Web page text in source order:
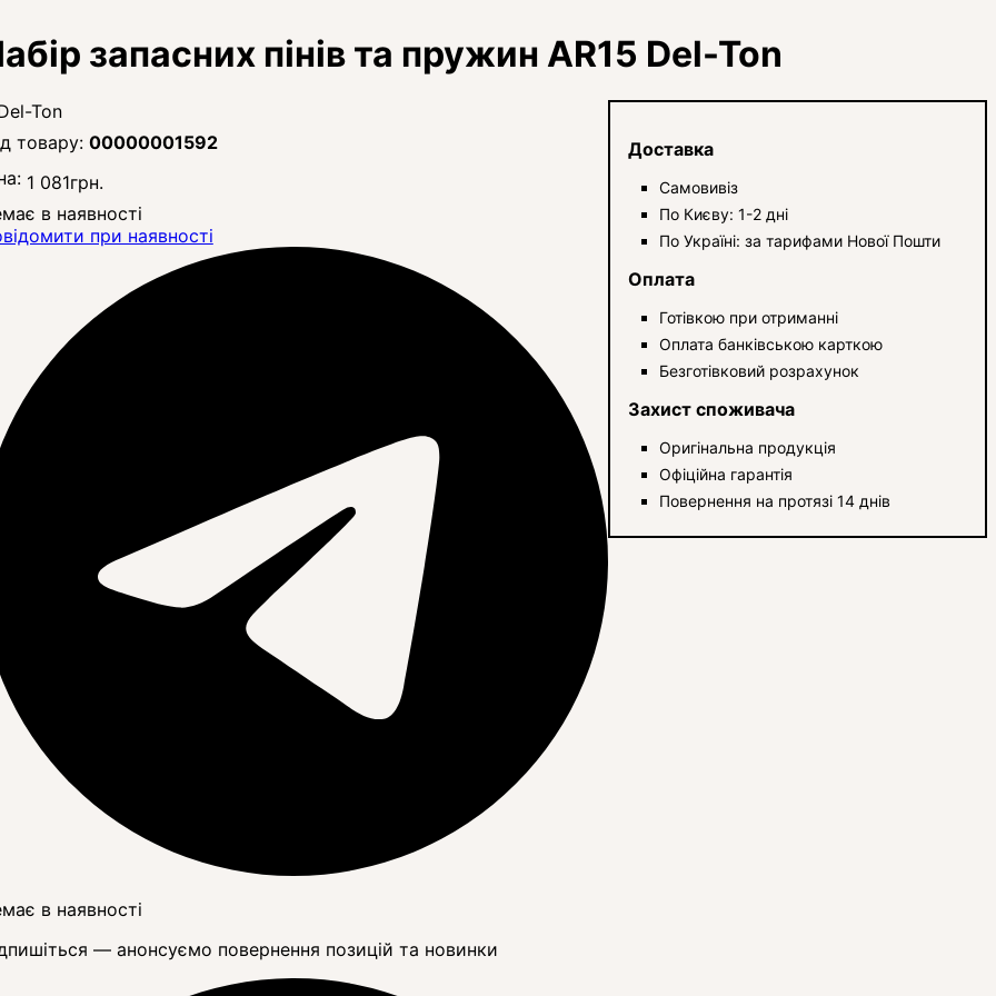
запасних пінів та пружин AR15 Del-Ton
00000001592
1 081грн.
в наявності
при наявності
в наявності
— анонсуємо повернення позицій та новинки
Доставка
Самовивіз
По Києву: 1-2 дні
По Україні: за тарифами Нової Пошти
Оплата
Готівкою при отриманні
Оплата банківською карткою
Безготівковий розрахунок
Захист споживача
Оригінальна продукція
Офіційна гарантія
Повернення на протязі 14 днів